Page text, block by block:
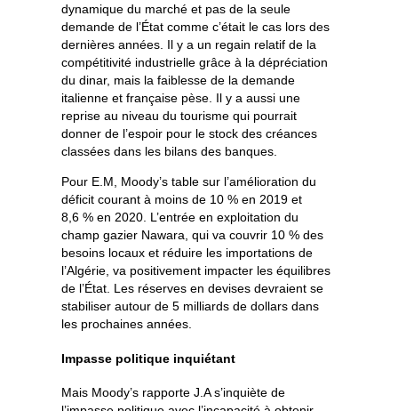
dynamique du marché et pas de la seule
demande de l’État comme c’était le cas lors des
dernières années. Il y a un regain relatif de la
compétitivité industrielle grâce à la dépréciation
du dinar, mais la faiblesse de la demande
italienne et française pèse. Il y a aussi une
reprise au niveau du tourisme qui pourrait
donner de l’espoir pour le stock des créances
classées dans les bilans des banques.
Pour E.M, Moody’s table sur l’amélioration du
déficit courant à moins de 10 % en 2019 et
8,6 % en 2020. L’entrée en exploitation du
champ gazier Nawara, qui va couvrir 10 % des
besoins locaux et réduire les importations de
l’Algérie, va positivement impacter les équilibres
de l’État. Les réserves en devises devraient se
stabiliser autour de 5 milliards de dollars dans
les prochaines années.
Impasse politique inquiétant
Mais Moody’s rapporte J.A s’inquiète de